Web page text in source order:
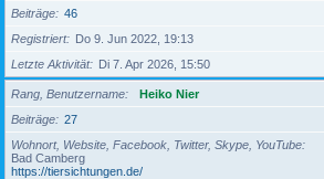
Beiträge
46
Registriert
Do 9. Jun 2022, 19:13
Letzte Aktivität
Di 7. Apr 2026, 15:50
Rang, Benutzername
Heiko Nier
Beiträge
27
Wohnort, Website, Facebook, Twitter, Skype, YouTube
Bad Camberg
https://tiersichtungen.de/